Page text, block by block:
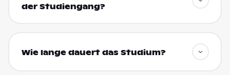
der Studiengang?
Wie lange dauert das Studium?